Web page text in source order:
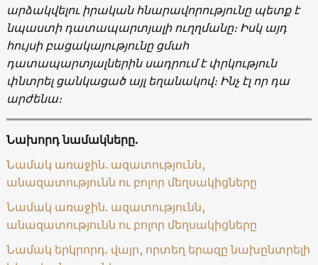
արձակվելու իրական հնարավորությունը պետք է
նպաստի դատապարտյալի ուղղմանը։ Իսկ այդ
հույսի բացակայությունը ցմահ
դատապարտյալներին սադրում է փրկություն
փնտրել ցանկացած այլ եղանակով։ Ինչ էլ որ դա
արժենա։
Նախորդ նամակները.
Նամակ առաջին. ազատությունն,
անազատությունն ու բոլոր մեղսակիցները
Նամակ առաջին. ազատությունն,
անազատությունն ու բոլոր մեղսակիցները
Նամակ երկրորդ. վայր, որտեղ երազը նախընտրելի